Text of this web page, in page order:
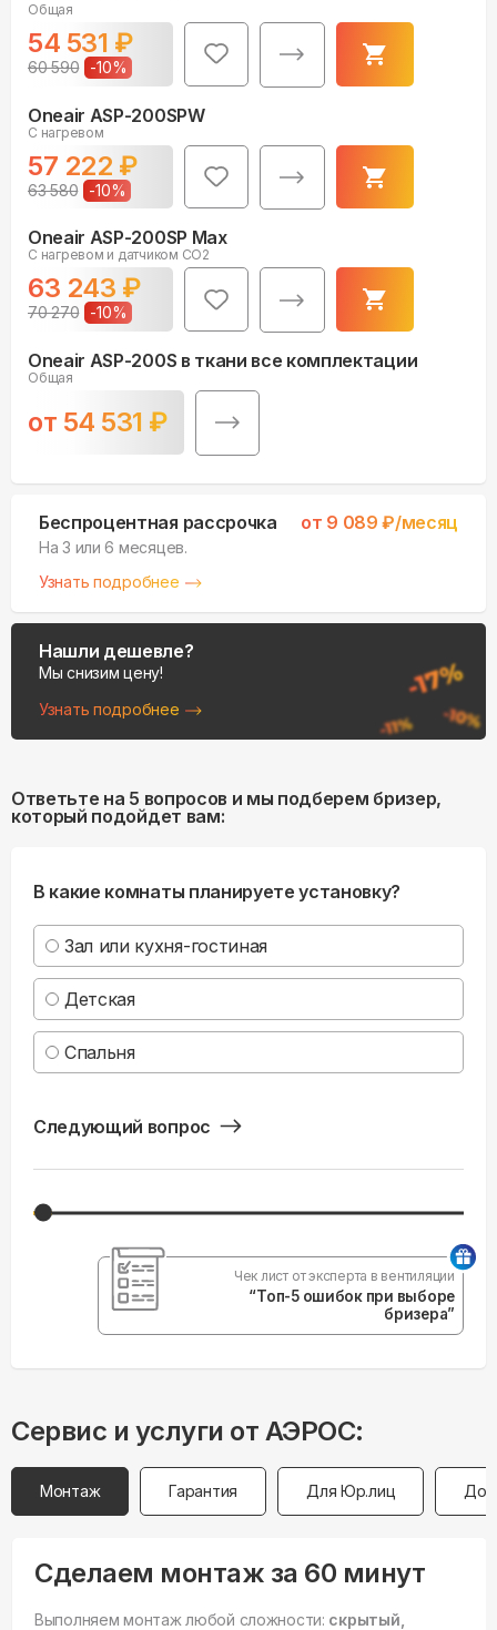
Общая
54 531 ₽
60 590 -10%
Oneair ASP-200SPW
С нагревом
57 222 ₽
63 580 -10%
Oneair ASP-200SP Max
С нагревом и датчиком СО2
63 243 ₽
70 270 -10%
Oneair ASP-200S в ткани все комплектации
Общая
от 54 531 ₽
Беспроцентная рассрочка от 9 089 ₽/месяц
На 3 или 6 месяцев.
Узнать подробнее
Нашли дешевле?
Мы снизим цену!
Узнать подробнее
Ответьте на 5 вопросов и мы подберем бризер,
который подойдет вам:
В какие комнаты планируете установку?
Зал или кухня-гостиная
Детская
Спальня
Следующий вопрос
Чек лист от эксперта в вентиляции
“Топ-5 ошибок при выборе
бризера”
Сервис и услуги от АЭРОС:
Монтаж Гарантия Для Юр.лиц
Сделаем монтаж за 60 минут
Выполняем монтаж любой сложности: скрытый,